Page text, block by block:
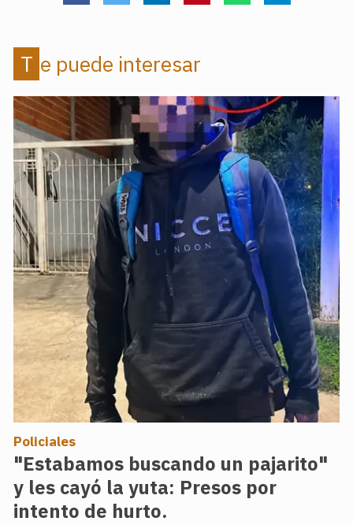
Te puede interesar
"Estabamos buscando un pajarito"
y les cayó la yuta: Presos por
intento de hurto.
Policiales